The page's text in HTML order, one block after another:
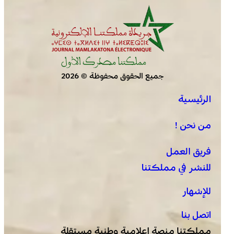
يقظة أمنية وتنظيم محكم يواكبان افتتاح مهرجان الزربية
الثقافي
جميع الحقوق محفوظة © 2026
الرئيسية
من نحن !
فريق العمل
للنشر في مملكتنا
للإشهار
اتصل بنا
مملكتنا منصة إعلامية وطنية مستقلة